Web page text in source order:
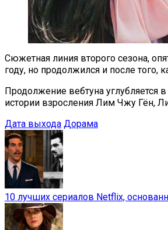
Сюжетная линия второго сезона,
году, но продолжился и после того,
Продолжение вебтуна
истории взросления Лим Чжу Гён,
Дата выхода Дорама
10 лучших сериалов Netflix,